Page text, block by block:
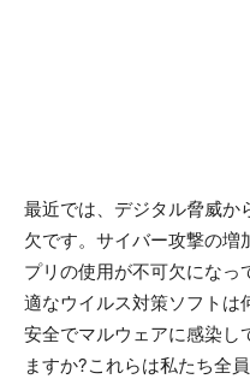
最近では、デジタル脅威か
欠です。サイバー攻撃の増
プリの使用が不可欠にな
適なウイルス対策ソフトは
安全でマルウェアに感染し
ますか?これらは私たち全